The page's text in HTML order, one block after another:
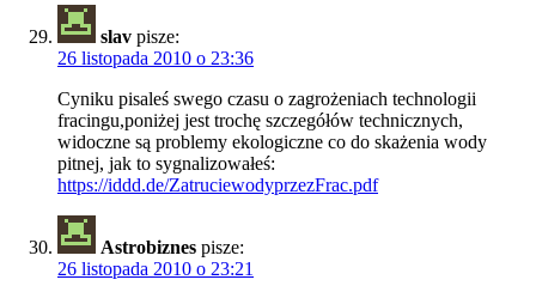
slav pisze:
26 listopada 2010 o 23:36
Cyniku pisaleś swego czasu o zagrożeniach technologii
fracingu,poniżej jest trochę szczegółów technicznych,
widoczne są problemy ekologiczne co do skażenia wody
pitnej, jak to sygnalizowałeś:
https://iddd.de/ZatruciewodyprzezFrac.pdf
Astrobiznes pisze:
26 listopada 2010 o 23:21